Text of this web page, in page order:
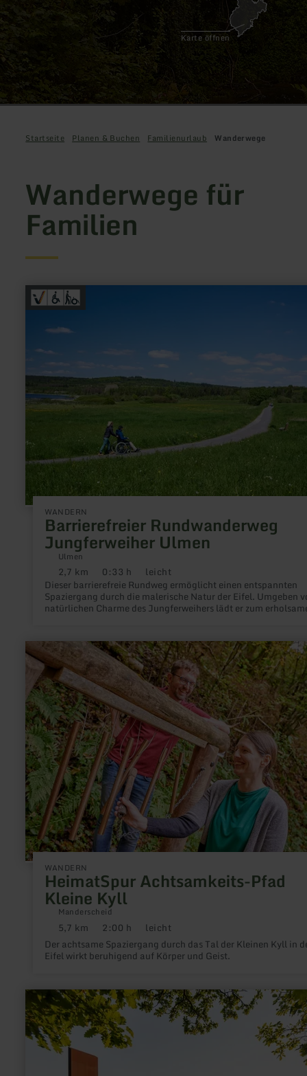
Karte öffnen
Startseite Planen & Buchen Familienurlaub Wanderwege
Wanderwege für
Familien
WANDERN
Barrierefreier Rundwanderweg
Jungferweiher Ulmen
Ulmen
Distanz:
2,7 km Dauer:
0:33 h Anforderung:
leicht
Dieser barrierefreie Rundweg ermöglicht einen entspannten
Spaziergang durch die malerische Natur der Eifel. Umgeben
natürlichen Charme des Jungferweihers lädt er zum
mehr
erfahren
zu:
Rundwanderweg
WANDERN
HeimatSpur Achtsamkeits-Pfad
Kleine Kyll
Manderscheid
Distanz:
5,7 km Dauer:
2:00 h Anforderung:
leicht
Der achtsame Spaziergang durch das Tal der Kleinen Kyll in
Eifel wirkt beruhigend auf Körper und Geist.
mehr
erfahren
HeimatSpur
Achtsamkeits-
Pfad
Kleine
Kyll
mehr
erfahren
zu:
HeimatSpur
Erlebnisweg
Achterhöhe